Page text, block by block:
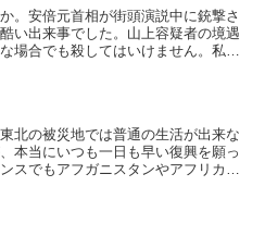
。安倍元首相が街頭演説中に銃撃さ
い出来事でした。山上容疑者の境遇
場合でも殺してはいけません。私
北の被災地では普通の生活が出来な
本当にいつも一日も早い復興を願っ
スでもアフガニスタンやアフリカに